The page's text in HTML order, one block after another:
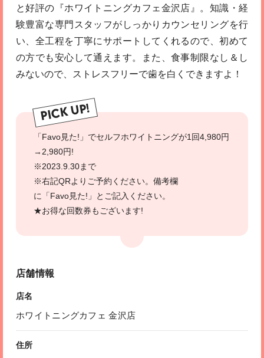
と好評の『ホワイトニングカフェ金沢店』。知識・経
験豊富な専門スタッフがしっかりカウンセリングを行
い、全工程を丁寧にサポートしてくれるので、初めて
の方でも安心して通えます。また、食事制限なし＆し
みないので、ストレスフリーで歯を白くできますよ！
PICK UP!
「Favo見た!」でセルフホワイトニングが1回4,980円
→2,980円!
※2023.9.30まで
※右記QRよりご予約ください。備考欄
に「Favo見た!」とご記入ください。
★お得な回数券もございます!
店舗情報
店名
ホワイトニングカフェ 金沢店
住所